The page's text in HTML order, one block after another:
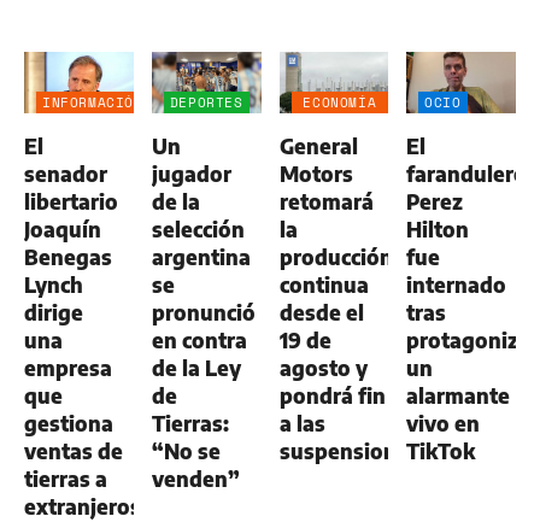
INFORMACIÓN
El
senador
libertario
Joaquín
Benegas
Lynch
dirige
una
empresa
que
gestiona
ventas de
tierras a
extranjeros
DEPORTES
Un
jugador
de la
selección
argentina
se
pronunció
en contra
de la Ley
de
Tierras:
“No se
venden”
ECONOMÍA
AGRO
General
Motors
retomará
la
producción
continua
desde el
19 de
agosto y
pondrá fin
a las
suspensiones
OCIO
El
farandulero
Perez
Hilton
fue
internado
tras
protagonizar
un
alarmante
vivo en
TikTok